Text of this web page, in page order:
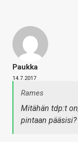
Paukka
14.7.2017
Rames
Mitähän tdp:t
pintaan pääsisi?